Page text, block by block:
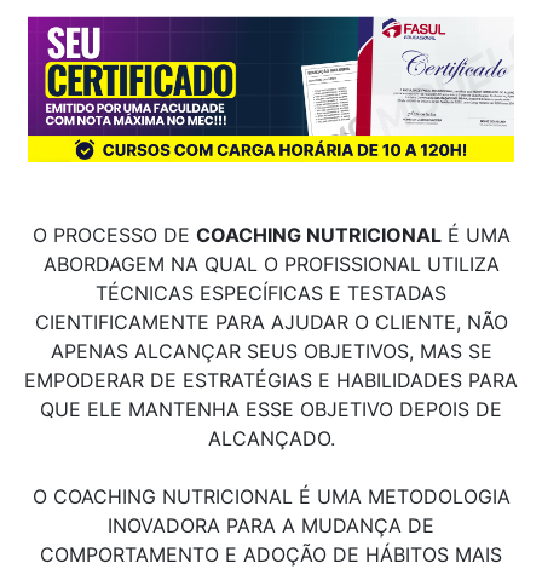
O PROCESSO DE COACHING NUTRICIONALÉ UMA
ABORDAGEM NA QUAL O PROFISSIONAL UTILIZA
TÉCNICAS ESPECÍFICAS E TESTADAS
CIENTIFICAMENTE PARA AJUDAR O CLIENTE, NÃO
APENAS ALCANÇAR SEUS OBJETIVOS, MAS SE
EMPODERAR DE ESTRATÉGIAS E HABILIDADES PARA
QUE ELE MANTENHA ESSE OBJETIVO DEPOIS DE
ALCANÇADO.
O COACHING NUTRICIONAL É UMA METODOLOGIA
INOVADORA PARA A MUDANÇA DE
COMPORTAMENTO E ADOÇÃO DE HÁBITOS MAIS